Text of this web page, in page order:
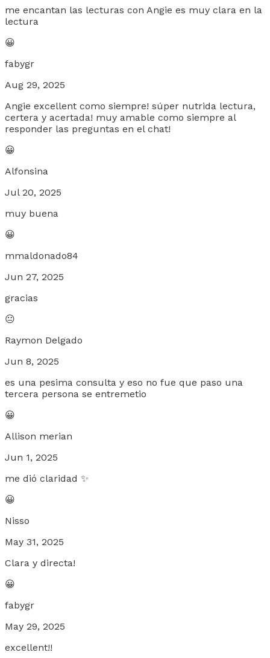
me encantan las lecturas con Angie es muy clara en la
lectura
😀
fabygr
Aug 29, 2025
Angie excellent como siempre! súper nutrida lectura,
certera y acertada! muy amable como siempre al
responder las preguntas en el chat!
😀
Alfonsina
Jul 20, 2025
muy buena
😀
mmaldonado84
Jun 27, 2025
gracias
😐
Raymon Delgado
Jun 8, 2025
es una pesima consulta y eso no fue que paso una
tercera persona se entremetio
😀
Allison merian
Jun 1, 2025
me dió claridad ✨
😀
Nisso
May 31, 2025
Clara y directa!
😀
fabygr
May 29, 2025
excellent!!